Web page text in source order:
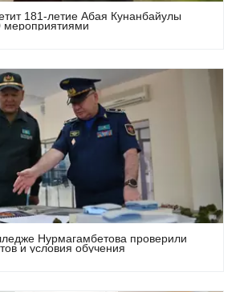
181-летие Абая Кунанбайулы
мероприятиями
Нурмагамбетова проверили
и условия обучения